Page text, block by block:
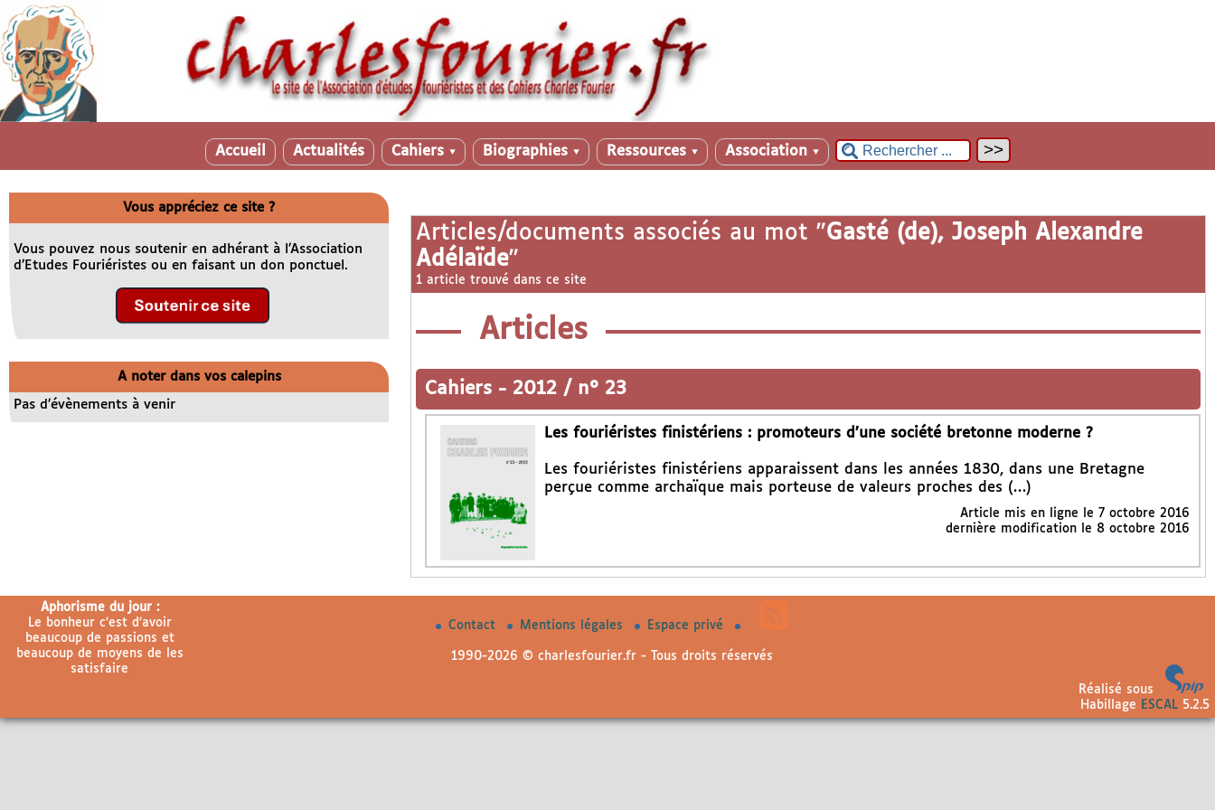
Accueil Actualités Cahiers ▼ Biographies ▼ Ressources ▼ Association ▼
Articles/documents associés au mot "Gasté (de), Joseph Alexandre
Adélaïde"
1 article trouvé dans ce site
Articles
Cahiers - 2012 / n° 23
Les fouriéristes finistériens : promoteurs d’une société bretonne moderne ?
Les fouriéristes finistériens apparaissent dans les années 1830, dans une Bretagne
perçue comme archaïque mais porteuse de valeurs proches des (…)
Article mis en ligne le 7 octobre 2016
dernière modification le 8 octobre 2016
Vous appréciez ce site ?
Vous pouvez nous soutenir en adhérant à l’Association
d’Etudes Fouriéristes ou en faisant un don ponctuel.
A noter dans vos calepins
Pas d’évènements à venir
Aphorisme du jour :
Le bonheur c’est d’avoir
beaucoup de passions et
beaucoup de moyens de les
satisfaire
Contact Mentions légales Espace privé
1990-2026 © charlesfourier.fr - Tous droits réservés
Réalisé sous
Habillage
ESCAL5.2.5